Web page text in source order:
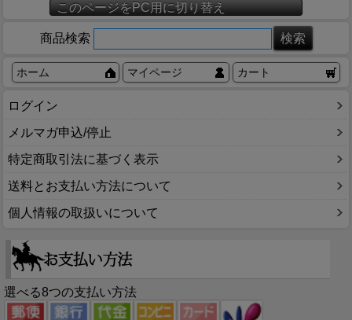
このページをPC用に切り替え
商品検索
ホーム マイページ カート
ログイン
メルマガ申込/停止
特定商取引法に基づく表示
送料とお支払い方法について
個人情報の取扱いについて
選べる8つの支払い方法